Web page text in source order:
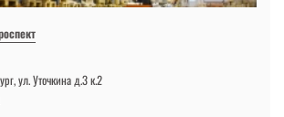
ул. Уточкина д.3 к.2